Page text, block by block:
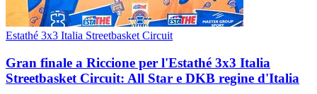
Estathé 3x3 Italia Streetbasket Circuit
Gran finale a Riccione per l'Estathé 3x3 Italia
Streetbasket Circuit: All Star e DKB regine d'Italia